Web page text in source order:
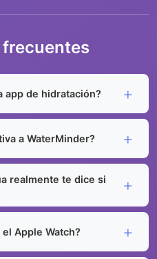
app de hidratación?
a WaterMinder?
realmente te dice si
Apple Watch?